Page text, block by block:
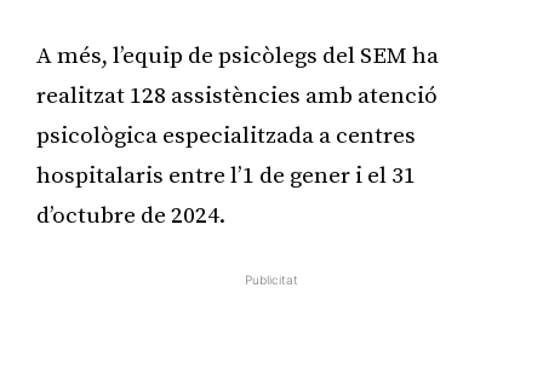
A més, l’equip de psicòlegs del SEM ha
realitzat 128 assistències amb atenció
psicològica especialitzada a centres
hospitalaris entre l’1 de gener i el 31
d’octubre de 2024.
Publicitat